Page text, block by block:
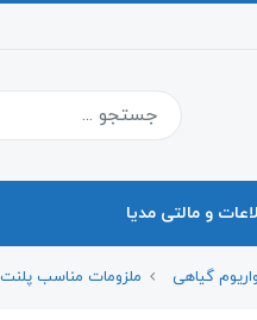
و مالتی مدیا
گیاهی ملزومات مناسب پلنت